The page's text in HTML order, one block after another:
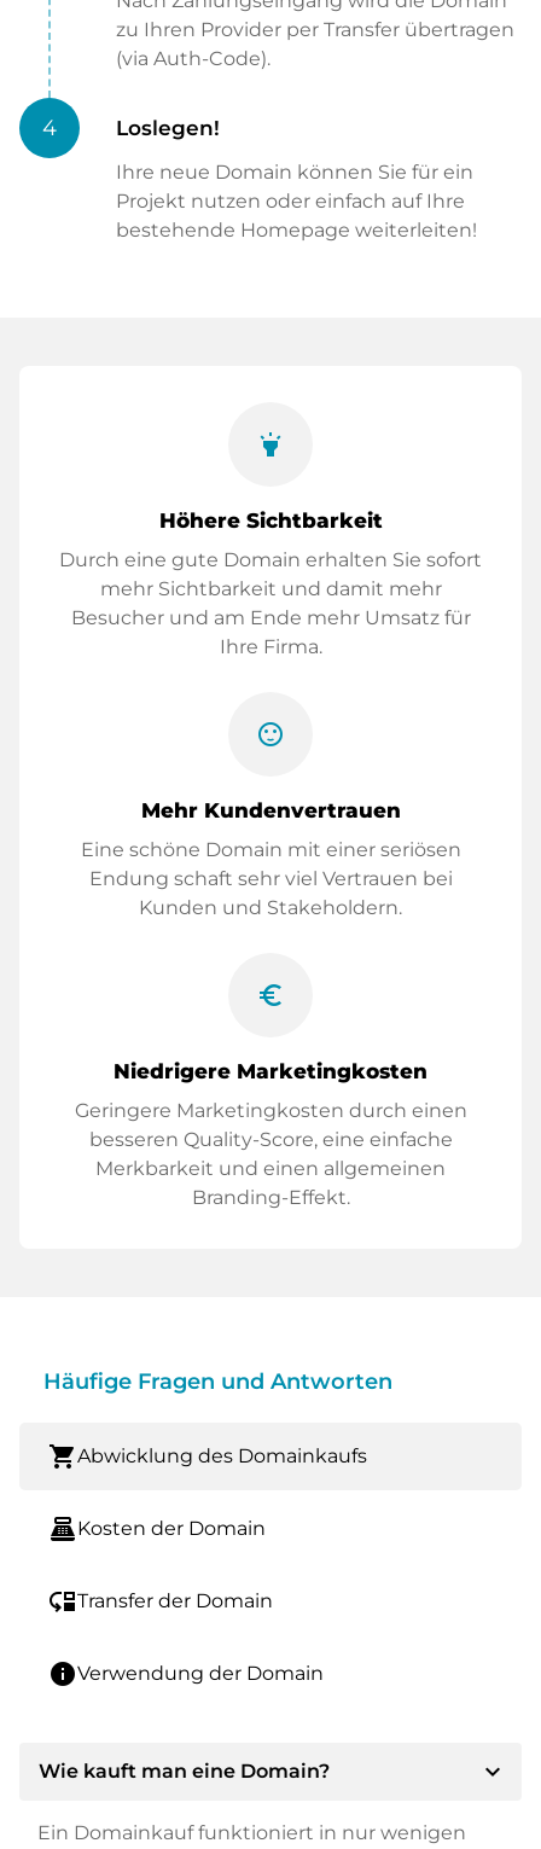
zu Ihren Provider per Transfer übertragen
(via Auth-Code).
4 Loslegen!
Ihre neue Domain können Sie für ein
Projekt nutzen oder einfach auf Ihre
bestehende Homepage weiterleiten!
highlight
Höhere Sichtbarkeit
Durch eine gute Domain erhalten Sie sofort
mehr Sichtbarkeit und damit mehr
Besucher und am Ende mehr Umsatz für
Ihre Firma.
sentiment_satisfied
Mehr Kundenvertrauen
Eine schöne Domain mit einer seriösen
Endung schaft sehr viel Vertrauen bei
Kunden und Stakeholdern.
euro_symbol
Niedrigere Marketingkosten
Geringere Marketingkosten durch einen
besseren Quality-Score, eine einfache
Merkbarkeit und einen allgemeinen
Branding-Effekt.
Häufige Fragen und Antworten
shopping_cartAbwicklung des Domainkaufs
point_of_saleKosten der Domain
move_downTransfer der Domain
infoVerwendung der Domain
Wie kauft man eine Domain? expand_more
Ein Domainkauf funktioniert in nur wenigen